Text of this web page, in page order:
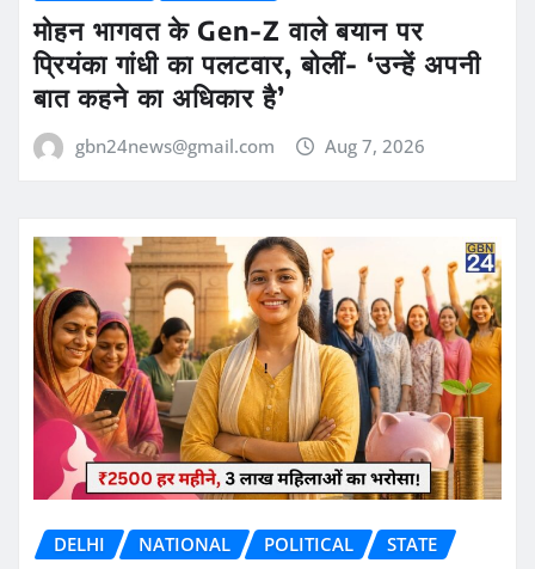
मोहन भागवत के Gen-Z वाले बयान पर
प्रियंका गांधी का पलटवार, बोलीं- ‘उन्हें अपनी
बात कहने का अधिकार है’
gbn24news@gmail.com Aug 7, 2026
DELHI NATIONAL POLITICAL STATE